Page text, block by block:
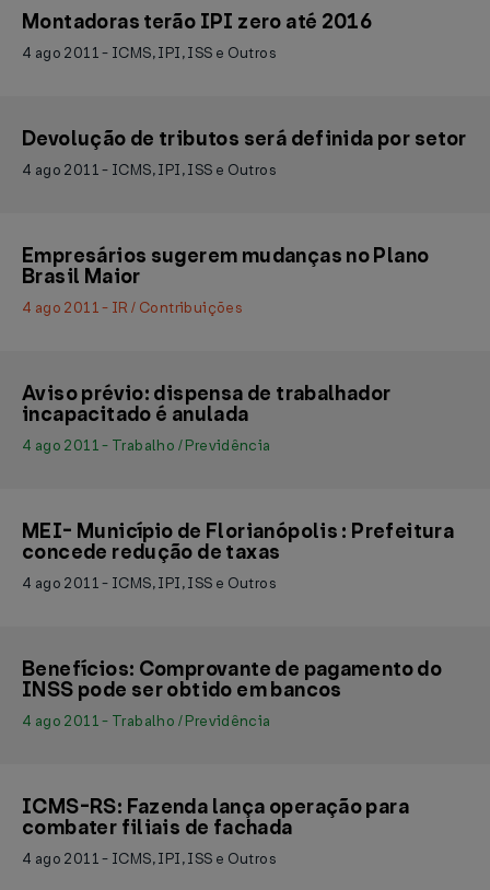
Montadoras terão IPI zero até 2016
4 ago 2011 - ICMS, IPI, ISS e Outros
Devolução de tributos será definida por setor
4 ago 2011 - ICMS, IPI, ISS e Outros
Empresários sugerem mudanças no Plano
Brasil Maior
4 ago 2011 - IR / Contribuições
Aviso prévio: dispensa de trabalhador
incapacitado é anulada
4 ago 2011 - Trabalho / Previdência
MEI- Município de Florianópolis : Prefeitura
concede redução de taxas
4 ago 2011 - ICMS, IPI, ISS e Outros
Benefícios: Comprovante de pagamento do
INSS pode ser obtido em bancos
4 ago 2011 - Trabalho / Previdência
ICMS-RS: Fazenda lança operação para
combater filiais de fachada
4 ago 2011 - ICMS, IPI, ISS e Outros